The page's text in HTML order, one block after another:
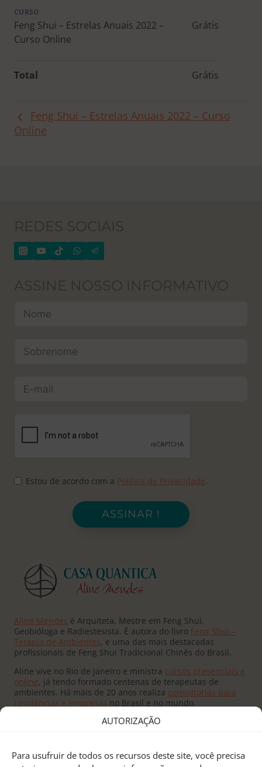
AUTORIZAÇÃO
Para usufruir de todos os recursos deste site, você precisa
CURSO
Feng Shui – Estrelas Anuais 2022 –
Curso Online
Grátis
Total Grátis
Feng Shui – Estrelas Anuais 2022 – Curso
Online
REDES SOCIAIS
ASSINE NOSSO INFORMATIVO
Estou de acordo com a Política de Privacidade.
ASSINAR !
Aline Mendes é Arquiteta, Mestre em Feng Shui,
Geobióloga e Radiestesista. É autora do livro Feng Shui –
Terapia de Ambientes, e uma das mais destacadas
profissionais de Feng Shui Tradicional Chinês do Brasil.
Aline vive no Rio de Janeiro e ministra cursos presenciais e
online, já tendo formado centenas de terapeutas de
ambientes. Há mais de 20 anos realiza consultorias para
residências e empresas no Brasil e no mundo.